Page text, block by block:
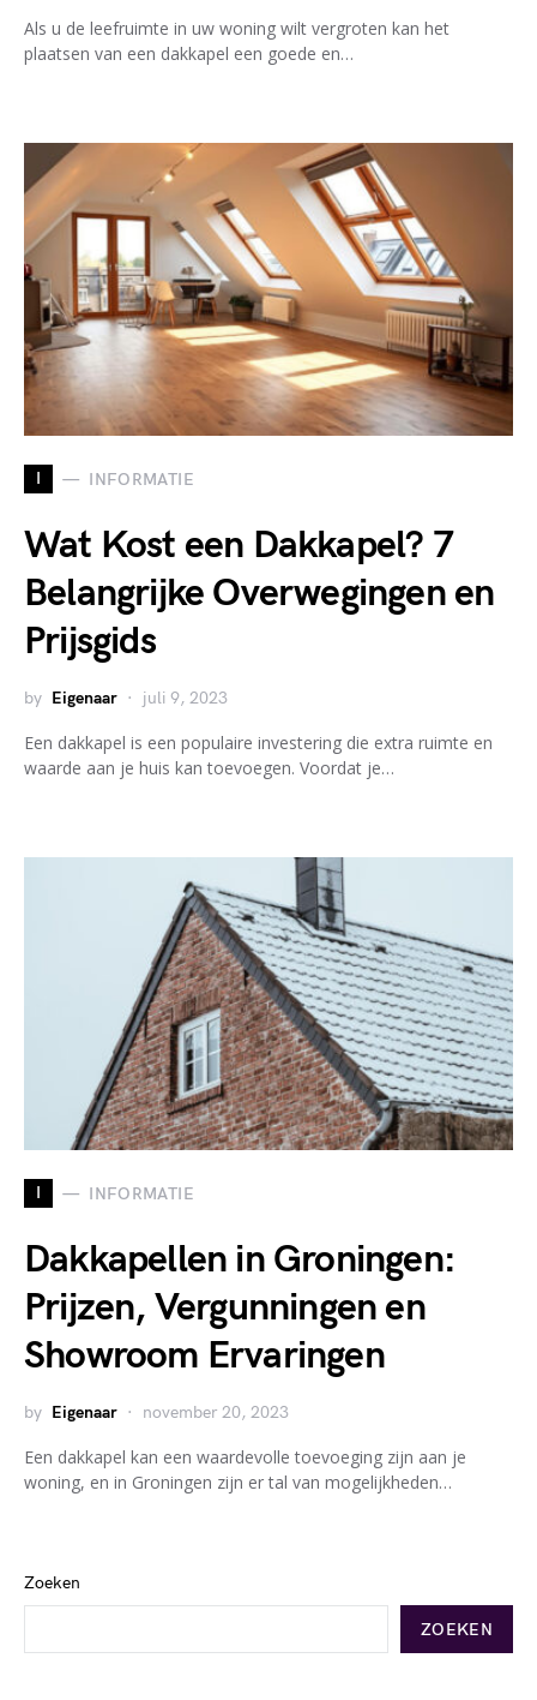
Als u de leefruimte in uw woning wilt vergroten kan het
plaatsen van een dakkapel een goede en…
I INFORMATIE
Wat Kost een Dakkapel? 7
Belangrijke Overwegingen en
Prijsgids
by Eigenaar juli 9, 2023
Een dakkapel is een populaire investering die extra ruimte en
waarde aan je huis kan toevoegen. Voordat je…
I INFORMATIE
Dakkapellen in Groningen:
Prijzen, Vergunningen en
Showroom Ervaringen
by Eigenaar november 20, 2023
Een dakkapel kan een waardevolle toevoeging zijn aan je
woning, en in Groningen zijn er tal van mogelijkheden…
Zoeken
ZOEKEN